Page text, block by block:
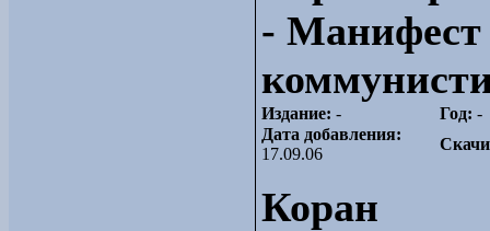
- Манифест
Издание: - Год: -
Дата добавления:
17.09.06
Коран